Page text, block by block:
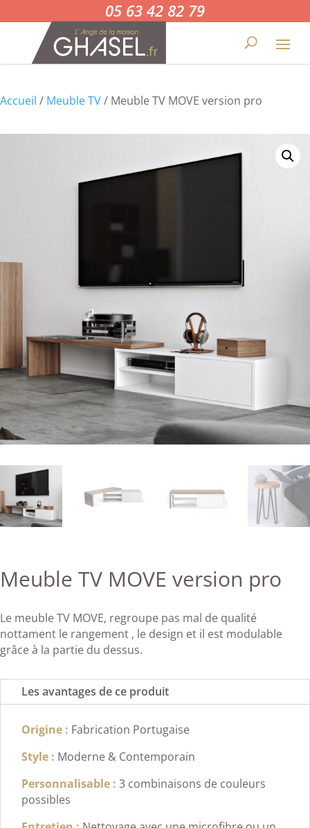
05 63 42 82 79
Accueil / Meuble TV/ Meuble TV MOVE version pro
Meuble TV MOVE version pro
Le meuble TV MOVE, regroupe pas mal de qualité
nottament le rangement , le design et il est modulable
grâce à la partie du dessus.
Les avantages de ce produit
Origine : Fabrication Portugaise
Style : Moderne & Contemporain
Personnalisable : 3 combinaisons de couleurs
possibles